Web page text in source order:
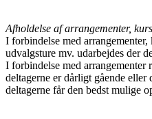
Afholdelse af arrangementer,
I forbindelse med arrangementer,
udvalgsture mv. udarbejdes der
I forbindelse med arrangementer
deltagerne er dårligt gående
deltagerne får den bedst mulige